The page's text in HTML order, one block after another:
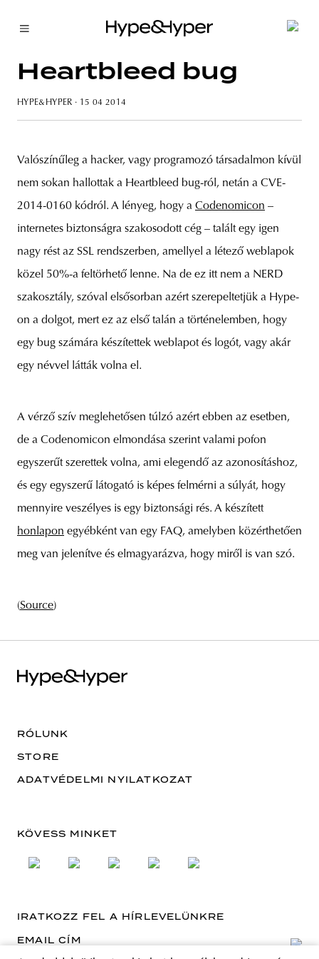
Heartbleed bug
HYPE&HYPER · 15 04 2014
Valószínűleg a hacker, vagy programozó társadalmon kívül
nem sokan hallottak a Heartbleed bug-ról, netán a CVE-
2014-0160 kódról. A lényeg, hogy a Codenomicon –
internetes biztonságra szakosodott cég – talált egy igen
nagy rést az SSL rendszerben, amellyel a létező weblapok
közel 50%-a feltörhető lenne. Na de ez itt nem a NERD
szakosztály, szóval elsősorban azért szerepeltetjük a Hype-
on a dolgot, mert ez az első talán a történelemben, hogy
egy bug számára készítettek weblapot és logót, vagy akár
egy névvel látták volna el.
A vérző szív meglehetősen túlzó azért ebben az esetben,
de a Codenomicon elmondása szerint valami pofon
egyszerűt szerettek volna, ami elegendő az azonosításhoz,
és egy egyszerű látogató is képes felmérni a súlyát, hogy
mennyire veszélyes is egy biztonsági rés. A készített
honlapon egyébként van egy FAQ, amelyben közérthetően
meg van jelenítve és elmagyarázva, hogy miről is van szó.
(Source)
RÓLUNK
STORE
ADATVÉDELMI NYILATKOZAT
KÖVESS MINKET
IRATKOZZ FEL A HÍRLEVELÜNKRE
EMAIL CÍM